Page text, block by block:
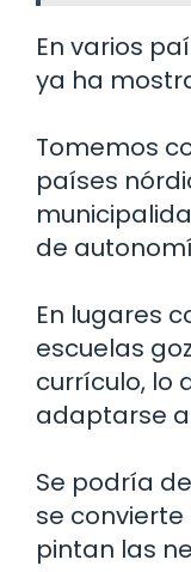
En varios
ya ha
Tomemos
países
de
En lugares
escuelas
currículo, lo
adaptarse
Se podría
se convierte
pintan las